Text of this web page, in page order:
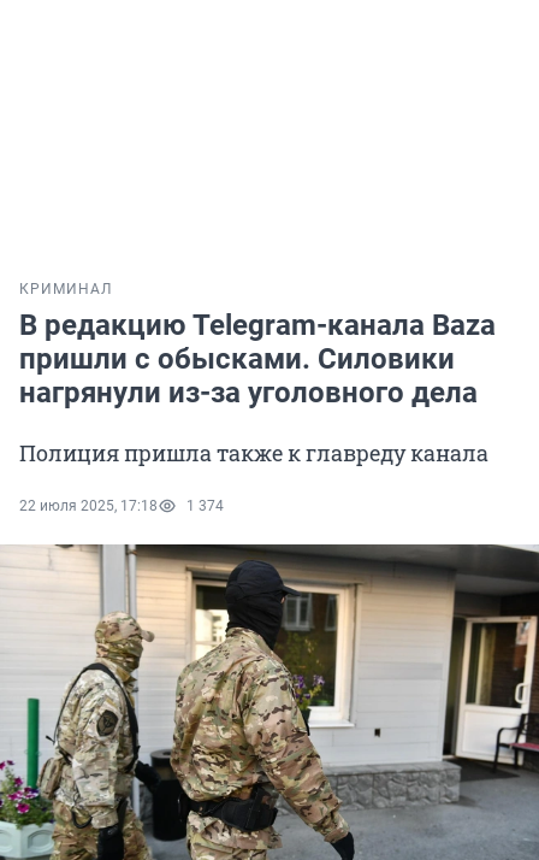
КРИМИНАЛ
В редакцию Telegram-канала Baza
пришли с обысками. Силовики
нагрянули из-за уголовного дела
Полиция пришла также к главреду канала
22 июля 2025, 17:18 1 374